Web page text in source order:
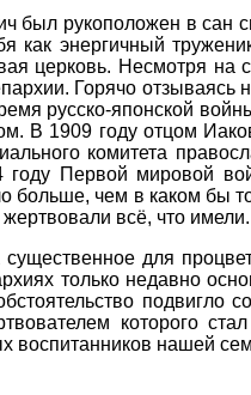
был рукоположен в сан
как энергичный
церковь. Несмотря
Горячо
русско-японской
В 1909 году отцом
комитета
году Первой мировой
больше, чем в каком бы
всё, что имели.
для
только недавно
которого
нашей